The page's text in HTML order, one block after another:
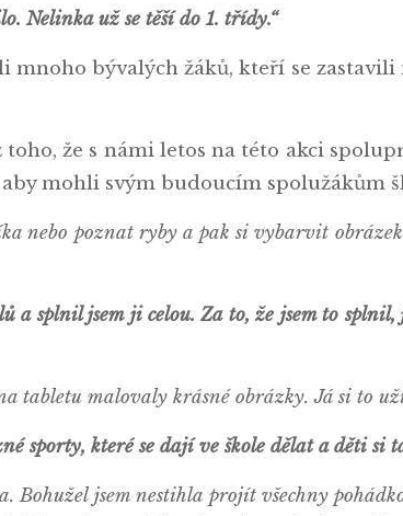
Nelinka už se těší do 1. třídy.“
mnoho bývalých žáků, kteří se zastavili
že s námi letos na této akci
mohli svým budoucím spolužákům
nebo poznat ryby a pak si vybarvit
a splnil jsem ji celou. Za to, že jsem to splnil,
tabletu malovaly krásné obrázky. Já si to
sporty, které se dají ve škole dělat a děti si
jsem nestihla projít všechny